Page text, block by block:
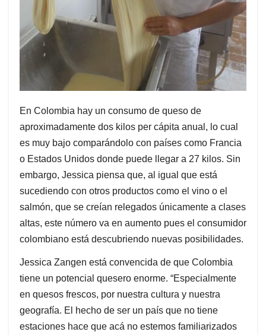
En Colombia hay un consumo de queso de
aproximadamente dos kilos per cápita anual, lo cual
es muy bajo comparándolo con países como Francia
o Estados Unidos donde puede llegar a 27 kilos. Sin
embargo, Jessica piensa que, al igual que está
sucediendo con otros productos como el vino o el
salmón, que se creían relegados únicamente a clases
altas, este número va en aumento pues el consumidor
colombiano está descubriendo nuevas posibilidades.
Jessica Zangen está convencida de que Colombia
tiene un potencial quesero enorme. “Especialmente
en quesos frescos, por nuestra cultura y nuestra
geografía. El hecho de ser un país que no tiene
estaciones hace que acá no estemos familiarizados